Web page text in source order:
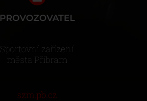
PROVOZOVATEL
Sportovní zařízení
města Příbram
szm.pb.cz